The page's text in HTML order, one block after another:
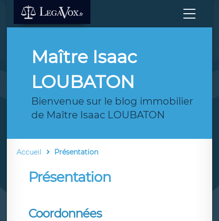
Maître Isaac
LOUBATON
Bienvenue sur le blog immobilier
de Maître Isaac LOUBATON
Accueil Présentation
Présentation
Coordonnées